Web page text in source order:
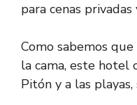
para cenas
Como sabemos
la cama, este hotel
Pitón y a las